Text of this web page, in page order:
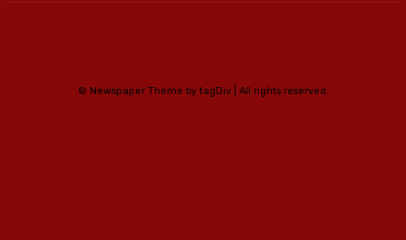
© Newspaper Theme by tagDiv | All rights reserved.